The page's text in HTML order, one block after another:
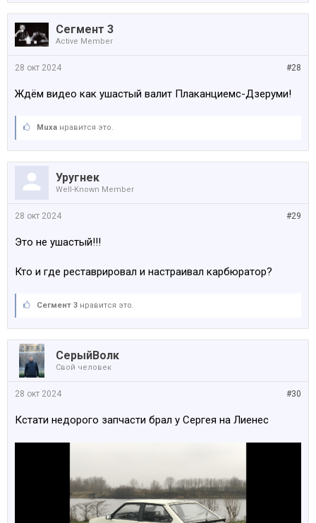
Сегмент 3
Active Member
#28
28 окт 2024
Ждём видео как ушастый валит Плаканциемс-Дзеруми!
Muxa нравится это.
Уругнек
Well-Known Member
#29
28 окт 2024
Это не ушастый!!!
Кто и где реставрировал и настраивал карбюратор?
Сегмент 3 нравится это.
СерыйВолк
Свой человек
#30
28 окт 2024
Кстати недорого запчасти брал у Сергея на Лиенес